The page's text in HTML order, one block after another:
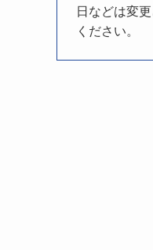
日などは変
ください。